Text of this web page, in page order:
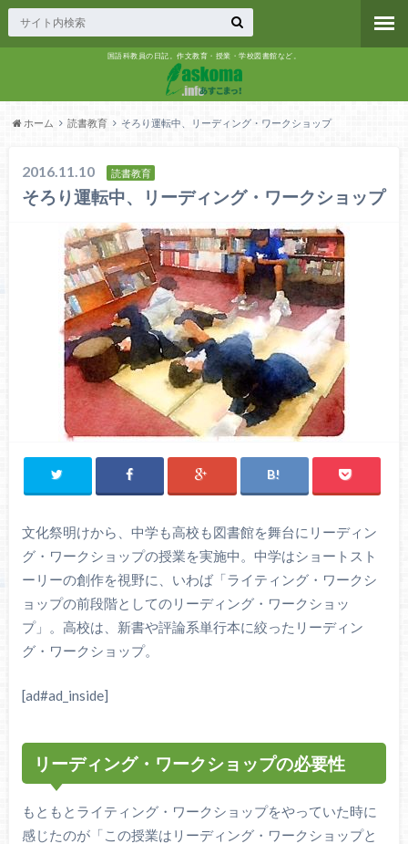
国語科教員の日記。作文教育・授業・学校図書館など。
ホーム 読書教育 そろり運転中、リーディング・ワークショップ
2016.11.10 読書教育
そろり運転中、リーディング・ワークショップ
文化祭明けから、中学も高校も図書館を舞台にリーディン
グ・ワークショップの授業を実施中。中学はショートスト
ーリーの創作を視野に、いわば「ライティング・ワークシ
ョップの前段階としてのリーディング・ワークショッ
プ」。高校は、新書や評論系単行本に絞ったリーディン
グ・ワークショップ。
[ad#ad_inside]
リーディング・ワークショップの必要性
もともとライティング・ワークショップをやっていた時に
感じたのが「この授業はリーディング・ワークショップと